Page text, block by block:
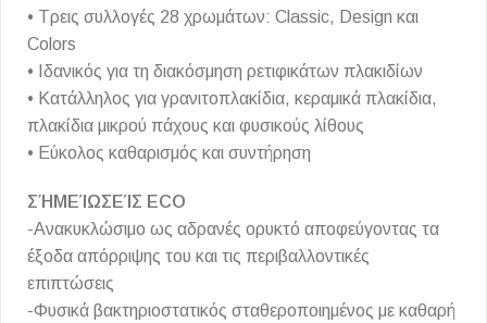
• Τρεις συλλογές 28 χρωμάτων: Classic, Design και
Colors
• Ιδανικός για τη διακόσμηση ρετιφικάτων πλακιδίων
• Κατάλληλος για γρανιτοπλακίδια, κεραμικά πλακίδια,
πλακίδια μικρού πάχους και φυσικούς λίθους
• Εύκολος καθαρισμός και συντήρηση
ΣΉΜΕΊΩΣΕΊΣ ECO
-Ανακυκλώσιμο ως αδρανές ορυκτό αποφεύγοντας τα
έξοδα απόρριψης του και τις περιβαλλοντικές
επιπτώσεις
-Φυσικά βακτηριοστατικός σταθεροποιημένος με καθαρή